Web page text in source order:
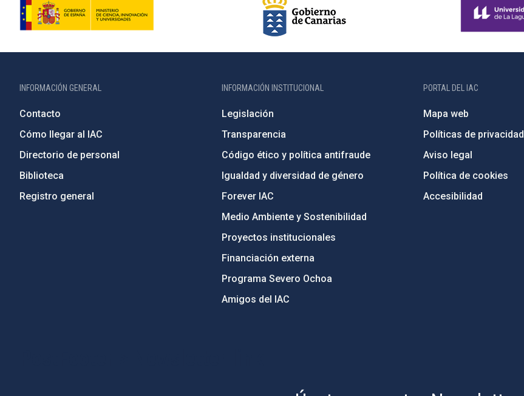
INFORMACIÓN GENERAL
Contacto
Cómo llegar al IAC
Directorio de personal
Biblioteca
Registro general
INFORMACIÓN INSTITUCIONAL
Legislación
Transparencia
Código ético y política antifraude
Igualdad y diversidad de género
Forever IAC
Medio Ambiente y Sostenibilidad
Proyectos institucionales
Financiación externa
Programa Severo Ochoa
Amigos del IAC
PORTAL DEL IAC
Mapa web
Políticas de privacidad
Aviso legal
Política de cookies
Accesibilidad